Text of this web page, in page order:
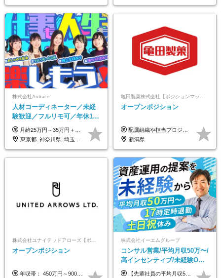
株式会社Antrace
人材コーディネーター／未経
験歓迎／フルリモ可／年休127
日／おしゃれ自由／海外研修
年10回／美容・サウナ割あり
月給25万円～35万円＋インセンティブ 未経験者：月給25万円～＋インセンティブ 経験者：月給35万円～＋インセンティブ （※経験者は営業経験5年以上の方を想定） ※経験・スキルなどを考慮のうえ、決定します ※時間外手当は別途全額支給します
東京都_神奈川県_埼玉県_千葉県_大阪府_愛知県_北海道_青森県_岩手県_宮城県_秋田県_山形県_福島県_茨城県_栃木県_群馬県_新潟県_山梨県_長野県_富山県_石川県_福井県_静岡県_岐阜県_三重県_兵庫県_京都府_滋賀県_奈良県_和歌山県_広島県_岡山県_鳥取県_島根県_山口県_徳島県_香川県_愛媛県_高知県_福岡県_熊本県_佐賀県_長崎県_大分県_宮崎県_鹿児島県_沖縄県
オープンポジション
配属組織や担当プロジェクトにより異なります。 想定年収：400万円～1000万円 ※ご経験やスキルに応じて決定します。 ※上記想定年収はあくまでも目安の金額であり、 選考を通じて上下する可能性があります。
新潟県
オープンポジション
年収帯： 450万円～900万円 ※経験・スキルを考慮の上、決定します。
株式会社イーエムグループ
コンサル営業/平均月収50万〜/
高インセンティブ/未経験OK/
残業なし/4,50代も活躍/ブラン
【先輩社員の平均月収50万円】 月給30万円以上+インセンティブ+その他手当 ※経験・スキルを考慮の上で給与を決定します ※上記には5万円（月20時間分）のみなし残業代と一律手当（営業手当4万円、能力評価手当4万円）を含みます ※上記を超える残業代は別途全額支給します ※試用期間：3ヶ月あり（試用期間中の待遇に差異なし）